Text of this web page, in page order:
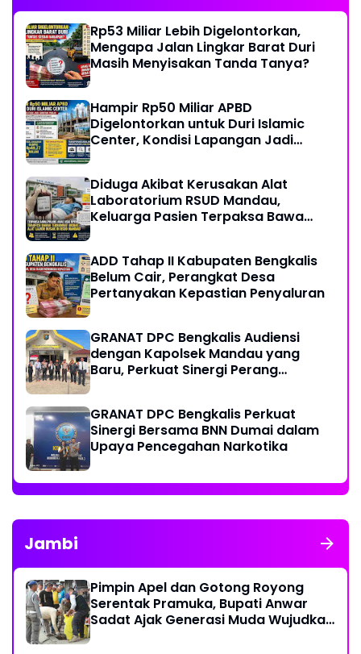
Rp53 Miliar Lebih Digelontorkan,
Mengapa Jalan Lingkar Barat Duri
Masih Menyisakan Tanda Tanya?
Hampir Rp50 Miliar APBD
Digelontorkan untuk Duri Islamic
Center, Kondisi Lapangan Jadi
Diduga Akibat Kerusakan Alat
Laboratorium RSUD Mandau,
Keluarga Pasien Terpaksa Bawa
Transfusi Darah
ADD Tahap II Kabupaten Bengkalis
Belum Cair, Perangkat Desa
Pertanyakan Kepastian Penyaluran
GRANAT DPC Bengkalis Audiensi
dengan Kapolsek Mandau yang
Baru, Perkuat Sinergi Perang
GRANAT DPC Bengkalis Perkuat
Sinergi Bersama BNN Dumai dalam
Upaya Pencegahan Narkotika
Jambi
Pimpin Apel dan Gotong Royong
Serentak Pramuka, Bupati Anwar
Sadat Ajak Generasi Muda Wujudkan